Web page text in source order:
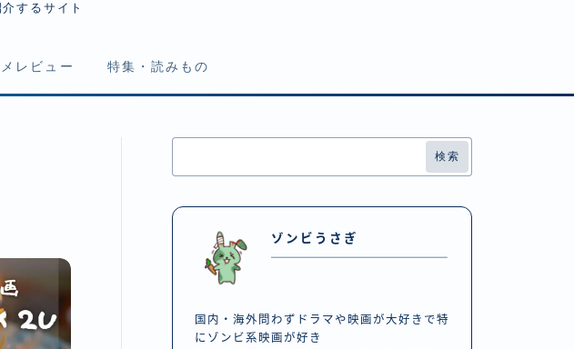
するサイト
レビュー
ィストピア
特集・読みもの
検索
ゾンビうさぎ
国内・海外問わずドラマや映画が大好きで特
にゾンビ系映画が好き